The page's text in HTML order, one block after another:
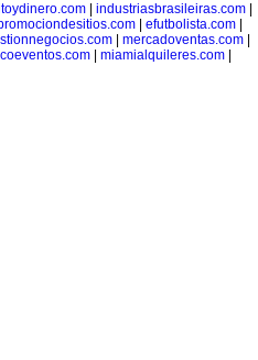
industriasbrasileiras.com
| efutbolista.com|
| mercadoventas.com|
| miamialquileres.com|